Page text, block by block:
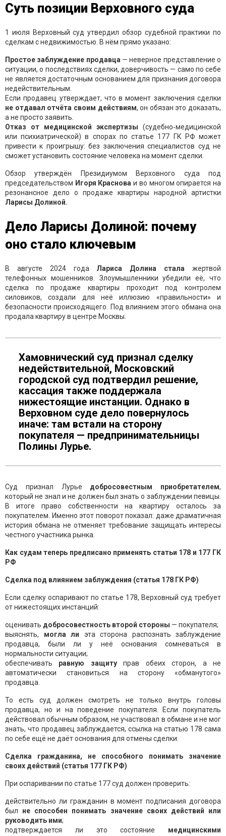
Суть позиции Верховного суда
1 июля Верховный суд утвердил обзор судебной практики по
сделкам с недвижимостью. В нём прямо указано:
Простое заблуждение продавца — неверное представление о
ситуации, о последствиях сделки, доверчивость — само по себе
не является достаточным основанием для признания договора
недействительным.
Если продавец утверждает, что в момент заключения сделки
не отдавал отчёта своим действиям, он обязан это доказать,
а не просто заявить.
Отказ от медицинской экспертизы (судебно‑медицинской
или психиатрической) в спорах по статье 177 ГК РФ может
привести к проигрышу: без заключения специалистов суд не
сможет установить состояние человека на момент сделки.
Обзор утверждён Президиумом Верховного суда под
председательством Игоря Краснова и во многом опирается на
резонансное дело о продаже квартиры народной артистки
Ларисы Долиной.
Дело Ларисы Долиной: почему
оно стало ключевым
В августе 2024 года Лариса Долина стала жертвой
телефонных мошенников. Злоумышленники убедили её, что
сделка по продаже квартиры проходит под контролем
силовиков, создали для неё иллюзию «правильности» и
безопасности происходящего. Под влиянием этого обмана она
продала квартиру в центре Москвы.
Хамовнический суд признал сделку
недействительной, Московский
городской суд подтвердил решение,
кассация также поддержала
нижестоящие инстанции. Однако в
Верховном суде дело повернулось
иначе: там встали на сторону
покупателя — предпринимательницы
Полины Лурье.
Суд признал Лурье добросовестным приобретателем,
который не знал и не должен был знать о заблуждении певицы.
В итоге право собственности на квартиру осталось за
покупателем. Именно этот поворот показал: даже драматичная
история обмана не отменяет требование защищать интересы
честного участника рынка.
Как судам теперь предписано применять статьи 178 и 177 ГК
РФ
Сделка под влиянием заблуждения (статья 178 ГК РФ)
Если сделку оспаривают по статье 178, Верховный суд требует
от нижестоящих инстанций:
оценивать добросовестность второй стороны — покупателя;
выяснять, могла ли эта сторона распознать заблуждение
продавца, были ли у неё основания сомневаться в
нормальности ситуации;
обеспечивать равную защитуправ обеих сторон, а не
автоматически становиться на сторону «обманутого»
продавца.
То есть суд должен смотреть не только внутрь головы
продавца, но и на поведение покупателя. Если покупатель
действовал обычным образом, не участвовал в обмане и не мог
знать, что продавец заблуждается, ссылка на статью 178 сама
по себе ещё не даёт основания для отмены сделки.
Сделка гражданина, не способного понимать значение
своих действий (статья 177 ГК РФ)
При оспаривании по статье 177 суд должен проверить:
действительно ли гражданин в момент подписания договора
был не способен понимать значение своих действий или
руководить ими;
подтверждается ли это состояние медицинскими